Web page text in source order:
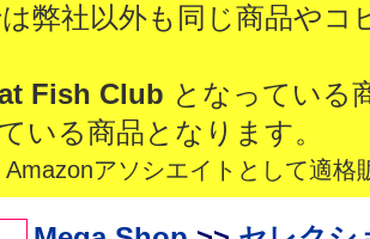
弊社以外も同じ商品やコ
Fish Club となっている
いる商品となります。
アソシエイトとして適格